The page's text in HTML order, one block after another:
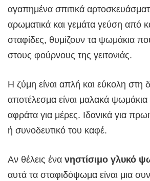
αγαπημένα σπιτικά
αρωματικά και γεμάτα γεύση από
σταφίδες, θυμίζουν τα ψωμάκια
στους φούρνους της γειτονιάς.
Η ζύμη είναι απλή και εύκολη στη
αποτέλεσμα είναι μαλακά ψωμάκια
αφράτα για μέρες. Ιδανικά για
ή συνοδευτικό του καφέ.
Αν θέλεις ένα νηστίσιμο γλυκό
αυτά τα σταφιδόψωμα είναι μια